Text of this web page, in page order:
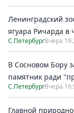
Ленинградский
ягуара Ричарда в
С.ПетербургВчера
В Сосновом Бору
памятник ради
С.ПетербургВчера
Главной